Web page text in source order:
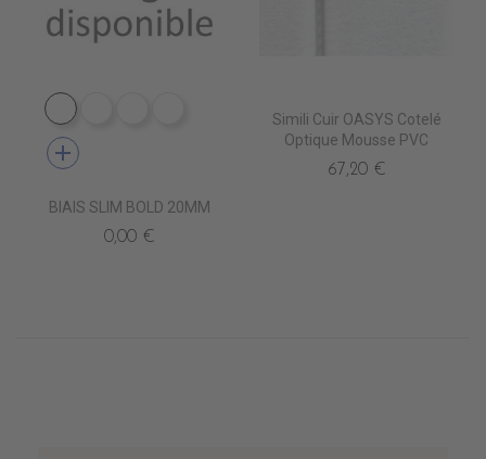
PB9010 BOLD BLANCPB9060 BOLD PERLE
PB4120 BOLD NAVY
add
BIAIS SLIM BOLD 20MM
0,00 €
Simili Cuir OASYS Cotelé
Optique Mousse PVC
67,20 €